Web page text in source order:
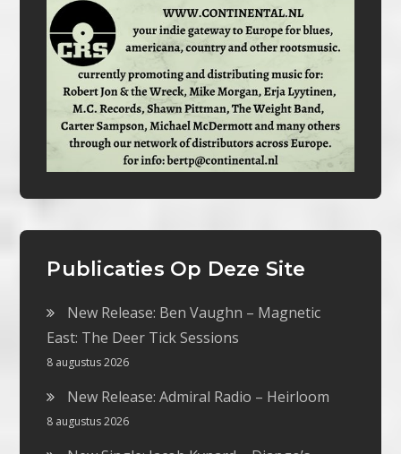
Publicaties Op Deze Site
New Release: Ben Vaughn – Magnetic
East: The Deer Tick Sessions
8 augustus 2026
New Release: Admiral Radio – Heirloom
8 augustus 2026